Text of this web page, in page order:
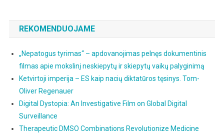
REKOMENDUOJAME
„Nepatogus tyrimas“ – apdovanojimas pelnęs dokumentinis
filmas apie mokslinį neskiepytų ir skiepytų vaikų palyginimą
Ketvirtoji imperija – ES kaip nacių diktatūros tęsinys. Tom-
Oliver Regenauer
Digital Dystopia: An Investigative Film on Global Digital
Surveillance
Therapeutic DMSO Combinations Revolutionize Medicine